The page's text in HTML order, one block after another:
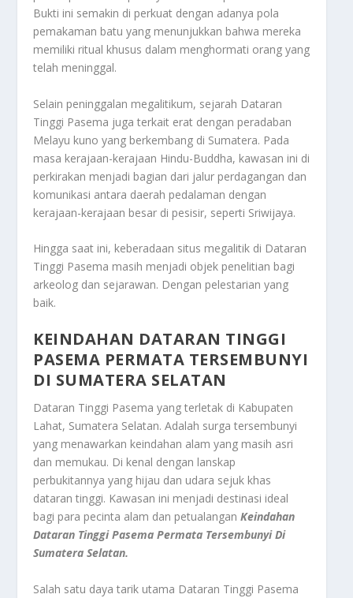
Bukti ini semakin di perkuat dengan adanya pola
pemakaman batu yang menunjukkan bahwa mereka
memiliki ritual khusus dalam menghormati orang yang
telah meninggal.
Selain peninggalan megalitikum, sejarah Dataran
Tinggi Pasema juga terkait erat dengan peradaban
Melayu kuno yang berkembang di Sumatera. Pada
masa kerajaan-kerajaan Hindu-Buddha, kawasan ini di
perkirakan menjadi bagian dari jalur perdagangan dan
komunikasi antara daerah pedalaman dengan
kerajaan-kerajaan besar di pesisir, seperti Sriwijaya.
Hingga saat ini, keberadaan situs megalitik di Dataran
Tinggi Pasema masih menjadi objek penelitian bagi
arkeolog dan sejarawan. Dengan pelestarian yang
baik.
KEINDAHAN DATARAN TINGGI
PASEMA PERMATA TERSEMBUNYI
DI SUMATERA SELATAN
Dataran Tinggi Pasema yang terletak di Kabupaten
Lahat, Sumatera Selatan. Adalah surga tersembunyi
yang menawarkan keindahan alam yang masih asri
dan memukau. Di kenal dengan lanskap
perbukitannya yang hijau dan udara sejuk khas
dataran tinggi. Kawasan ini menjadi destinasi ideal
bagi para pecinta alam dan petualangan Keindahan
Dataran Tinggi Pasema Permata Tersembunyi Di
Sumatera Selatan.
Salah satu daya tarik utama Dataran Tinggi Pasema